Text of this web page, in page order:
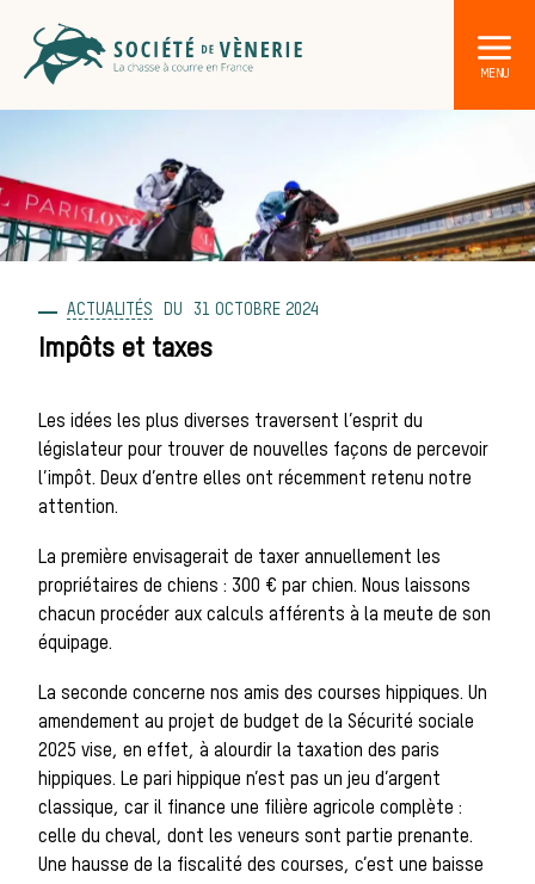
DÉCOUVRIR LA CHASSE À COURRE
Les animaux
sauvages
Les chiens de
meute
Les chevaux de
chasse
ACTUALITÉS 31 OCTOBRE 2024
Impôts et taxes
Les idées les plus diverses traversent l’esprit du
législateur pour trouver de nouvelles façons de percevoir
l’impôt. Deux d’entre elles ont récemment retenu notre
attention.
La première envisagerait de taxer annuellement les
propriétaires de chiens : 300 € par chien. Nous laissons
chacun procéder aux calculs afférents à la meute de son
équipage.
La seconde concerne nos amis des courses hippiques. Un
amendement au projet de budget de la Sécurité sociale
2025 vise, en effet, à alourdir la taxation des paris
hippiques. Le pari hippique n’est pas un jeu d’argent
classique, car il finance une filière agricole complète :
celle du cheval, dont les veneurs sont partie prenante.
Une hausse de la fiscalité des courses, c’est une baisse